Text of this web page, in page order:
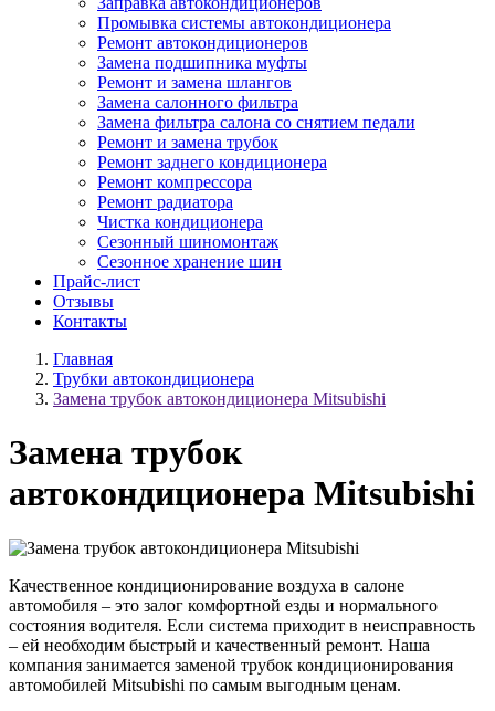
Промывка системы автокондиционера
Ремонт автокондиционеров
Замена подшипника муфты
Ремонт и замена шлангов
Замена салонного фильтра
Замена фильтра салона со снятием педали
Ремонт и замена трубок
Ремонт заднего кондиционера
Ремонт компрессора
Ремонт радиатора
Чистка кондиционера
Сезонный шиномонтаж
Сезонное хранение шин
Прайс-лист
Отзывы
Контакты
Главная
Трубки автокондиционера
Замена трубок автокондиционера Mitsubishi
Замена трубок
автокондиционера Mitsubishi
Качественное кондиционирование воздуха в салоне
автомобиля – это залог комфортной езды и нормального
состояния водителя. Если система приходит в неисправность
– ей необходим быстрый и качественный ремонт. Наша
компания занимается заменой трубок кондиционирования
автомобилей Mitsubishi по самым выгодным ценам.